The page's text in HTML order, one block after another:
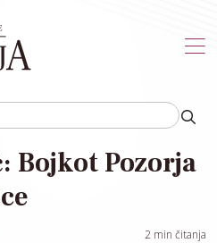
Bojkot Pozorja
2 min čitanja